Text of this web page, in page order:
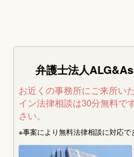
離婚後も扶養義務はある？子供・配偶者・請求できるお金などを解説
年収別の養育費相場はいくら？基準や子供の人数ごとに解説
別居による親権への影響とは
弁護士法人
お近くの事務所にご来所い
イン法律相談は30分無料です
さい。
※事案により無料法律相談に対応で